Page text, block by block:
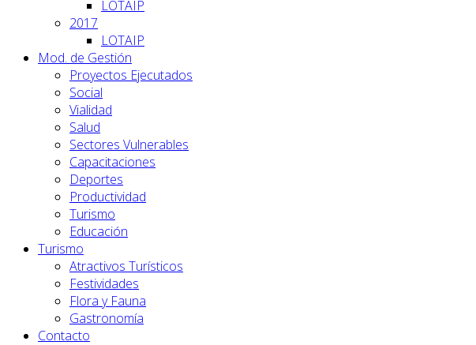
LOTAIP
2017
LOTAIP
Mod. de Gestión
Proyectos Ejecutados
Social
Vialidad
Salud
Sectores Vulnerables
Capacitaciones
Deportes
Productividad
Turismo
Educación
Turismo
Atractivos Turísticos
Festividades
Flora y Fauna
Gastronomía
Contacto